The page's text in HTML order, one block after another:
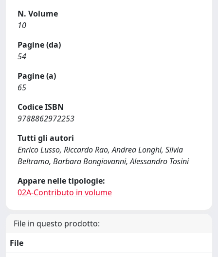
N. Volume
10
Pagine (da)
54
Pagine (a)
65
Codice ISBN
9788862972253
Tutti gli autori
Enrico Lusso, Riccardo Rao, Andrea Longhi, Silvia
Beltramo, Barbara Bongiovanni, Alessandro Tosini
Appare nelle tipologie:
02A-Contributo in volume
File in questo prodotto:
File